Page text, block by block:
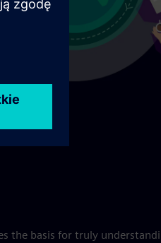
the basis for truly